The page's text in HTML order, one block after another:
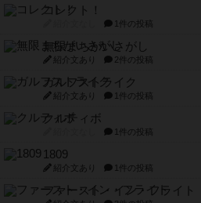
コレクト！
1件の投稿
無限まちがいさがし
紹介文あり 2件の投稿
ガルフストライク
紹介文あり 1件の投稿
クルティボ
1件の投稿
1809
紹介文あり 1件の投稿
ファースト・イン・フライト